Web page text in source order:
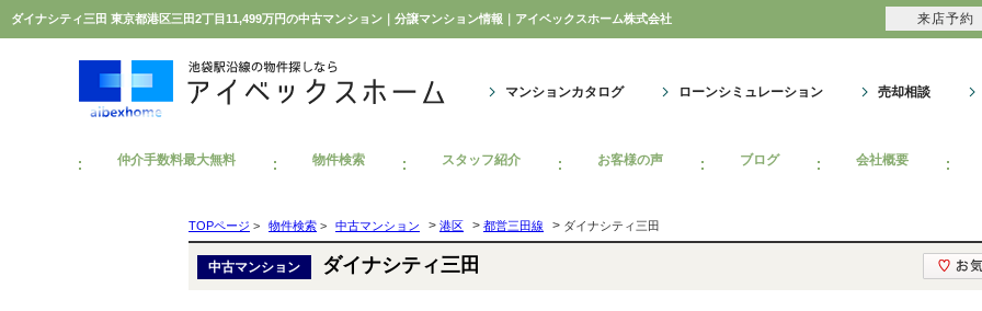
ダイナシティ三田 東京都港区三田2丁目11,499万円の中古マンション｜分譲マンション情報｜アイベックスホーム株式会社
マンションカタログ ローンシミュレーション 売却相談
仲介手数料最大無料 物件検索 スタッフ紹介 お客様の声 ブログ 会社概要
TOPページ > 物件検索 > 中古マンション > 港区 > 都営三田線 > ダイナシティ三田
中古マンション ダイナシティ三田
来店予約